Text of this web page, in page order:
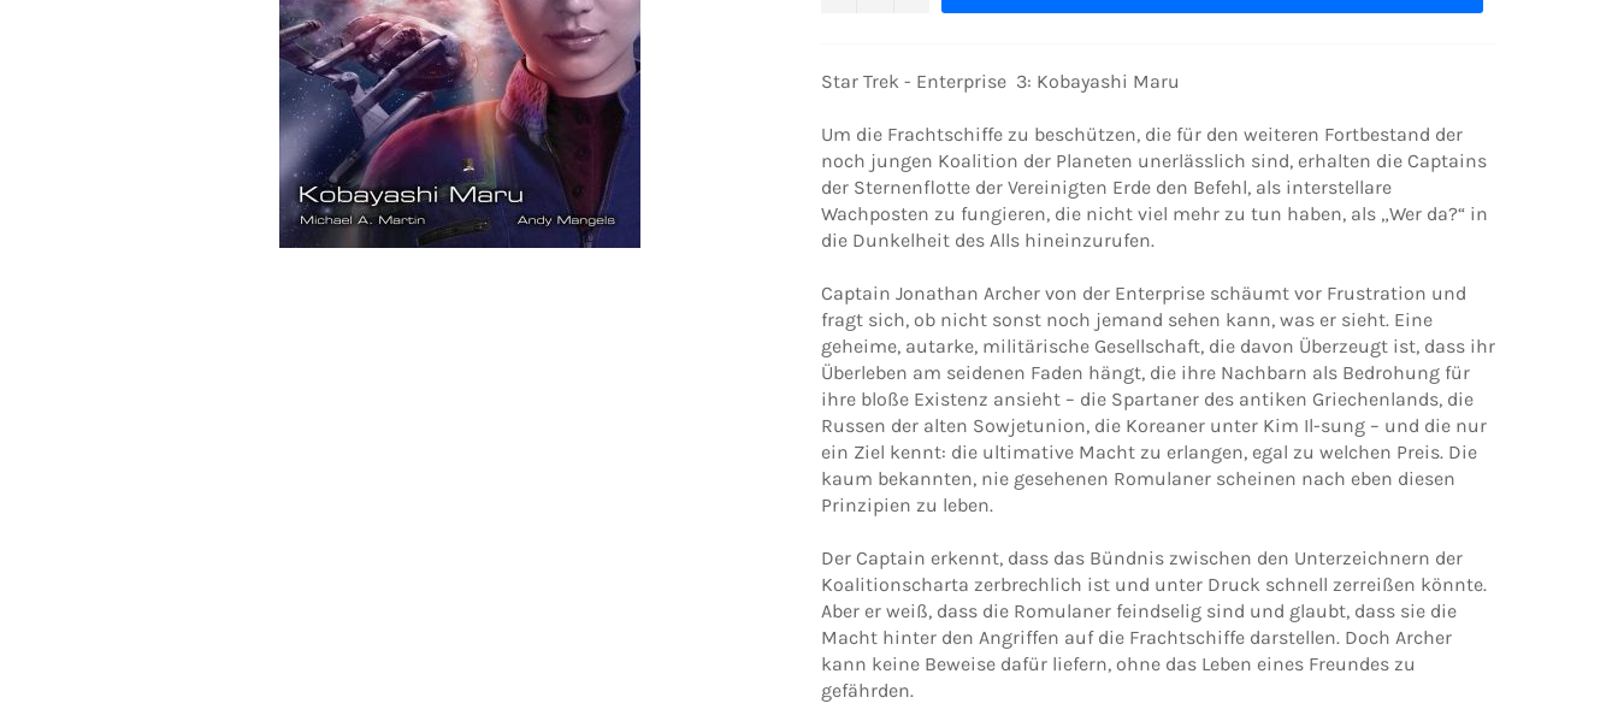
Star Trek - Enterprise 3: Kobayashi Maru
Um die Frachtschiffe zu beschützen, die für den weiteren Fortbestand der
noch jungen Koalition der Planeten unerlässlich sind, erhalten die Captains
der Sternenflotte der Vereinigten Erde den Befehl, als interstellare
Wachposten zu fungieren, die nicht viel mehr zu tun haben, als „Wer da?“ in
die Dunkelheit des Alls hineinzurufen.
Captain Jonathan Archer von der Enterprise schäumt vor Frustration und
fragt sich, ob nicht sonst noch jemand sehen kann, was er sieht. Eine
geheime, autarke, militärische Gesellschaft, die davon Überzeugt ist, dass ihr
Überleben am seidenen Faden hängt, die ihre Nachbarn als Bedrohung für
ihre bloße Existenz ansieht – die Spartaner des antiken Griechenlands, die
Russen der alten Sowjetunion, die Koreaner unter Kim Il-sung – und die nur
ein Ziel kennt: die ultimative Macht zu erlangen, egal zu welchen Preis. Die
kaum bekannten, nie gesehenen Romulaner scheinen nach eben diesen
Prinzipien zu leben.
Der Captain erkennt, dass das Bündnis zwischen den Unterzeichnern der
Koalitionscharta zerbrechlich ist und unter Druck schnell zerreißen könnte.
Aber er weiß, dass die Romulaner feindselig sind und glaubt, dass sie die
Macht hinter den Angriffen auf die Frachtschiffe darstellen. Doch Archer
kann keine Beweise dafür liefern, ohne das Leben eines Freundes zu
gefährden.